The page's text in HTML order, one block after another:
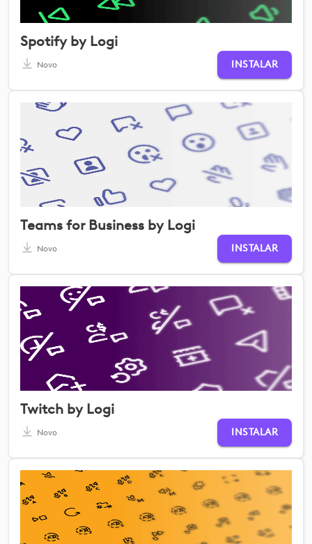
Spotify by Logi
Novo INSTALAR
Teams for Business by Logi
Novo INSTALAR
Twitch by Logi
Novo INSTALAR